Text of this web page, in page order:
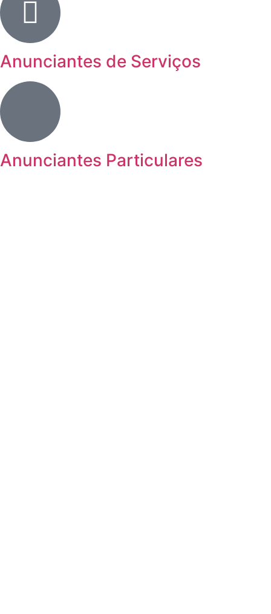
Anunciantes de Serviços
Anunciantes Particulares